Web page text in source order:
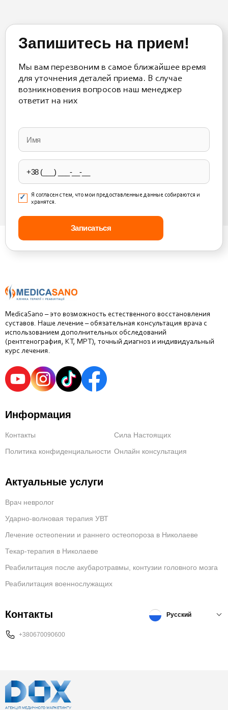
Запишитесь на прием!
Мы вам перезвоним в самое ближайшее время
для уточнения деталей приема. В случае
возникновения вопросов наш менеджер
ответит на них
leave
this
field
empty.
Я согласен с тем, что мои предоставленные данные собираются и
хранятся.
MedicaSano – это возможность естественного восстановления
суставов. Наше лечение – обязательная консультация врача с
использованием дополнительных обследований
(рентгенография, КТ, МРТ), точный диагноз и индивидуальный
курс лечения.
Информация
Контакты
Сила Настоящих
Политика конфиденциальности Онлайн консультация
Актуальные услуги
Врач невролог
Ударно-волновая терапия УВТ
Лечение остеопении и раннего остеопороза в Николаеве
Текар-терапия в Николаеве
Реабилитация после акубаротравмы, контузии головного мозга
Реабилитация военнослужащих
Контакты
+380670090600
Русский